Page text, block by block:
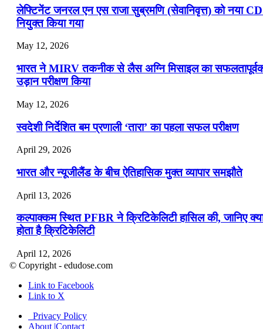
लेफ्टिनेंट जनरल एन एस राजा सुब्रमणि (सेवानिवृत्त) को नया
नियुक्त किया गया
May 12, 2026
भारत ने MIRV तकनीक से लैस अग्नि मिसाइल का
उड़ान परीक्षण किया
May 12, 2026
स्वदेशी निर्देशित बम प्रणाली ‘तारा’ का पहला सफल परीक्षण
April 29, 2026
भारत और न्यूजीलैंड के बीच ऐतिहासिक मुक्त व्यापार समझौते
April 13, 2026
कल्पाक्कम स्थित PFBR ने क्रिटिकेलिटी हासिल की, जानिए
होता है क्रिटिकेलिटी
April 12, 2026
April 9, 2026
नासा का आर्टेमिस-2 मिशन: मनुष्य एक बार फिर से चंद्रमा के
© Copyright - edudose.com
Link to Facebook
Link to X
Privacy Policy
About |Contact